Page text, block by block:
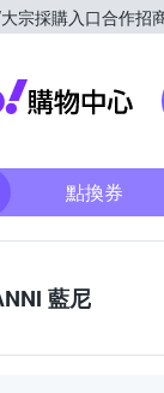
宗採購入口合作招
點換券
藍尼